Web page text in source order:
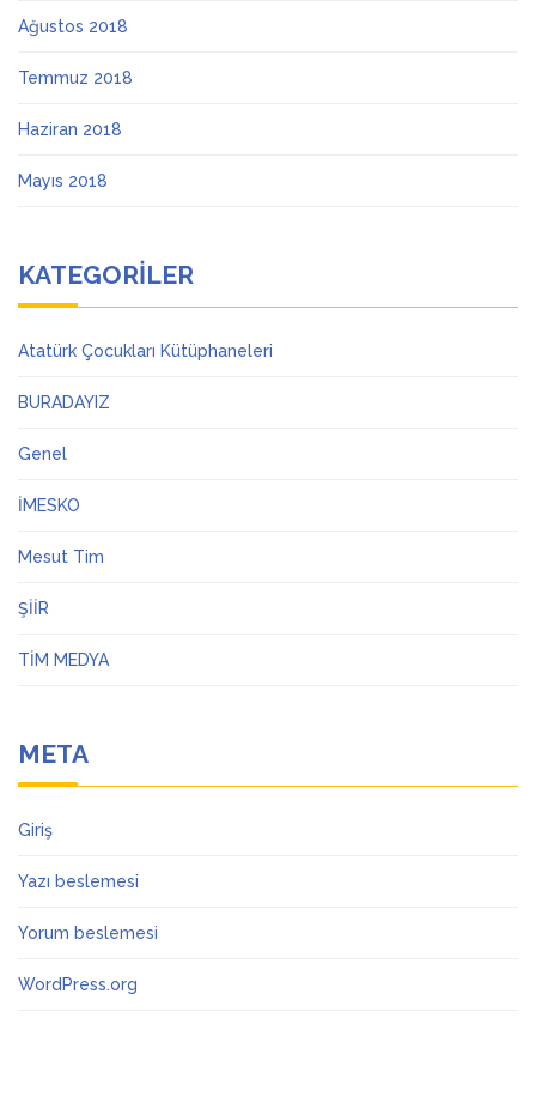
Ağustos 2018
Temmuz 2018
Haziran 2018
Mayıs 2018
KATEGORILER
Atatürk Çocukları Kütüphaneleri
BURADAYIZ
Genel
İMESKO
Mesut Tim
ŞİİR
TİM MEDYA
META
Giriş
Yazı beslemesi
Yorum beslemesi
WordPress.org